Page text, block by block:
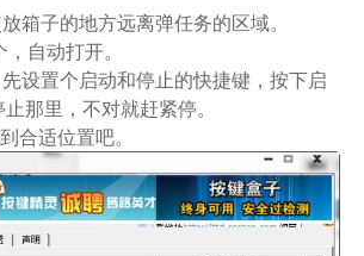
箱子的地方远离弹任务的区域。
自动打开。
设置个启动和停止的快捷键，按下启
那里，不对就赶紧停。
合适位置吧。